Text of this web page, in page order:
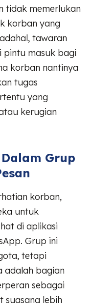
tidak memerlukan
korban yang
tawaran
pintu masuk bagi
korban nantinya
tugas
yang
kerugian
Grup
korban,
untuk
di aplikasi
Grup ini
tetapi
adalah bagian
sebagai
suasana lebih